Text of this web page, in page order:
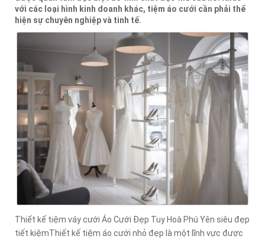
với các loại hình kinh doanh khác, tiệm áo cưới cần phải thể
hiện sự chuyên nghiệp và tinh tế.
Thiết kế tiệm váy cưới Áo Cưới Đẹp Tuy Hoà Phú Yên siêu đẹp
tiết kiệmThiết kế tiệm áo cưới nhỏ đẹp là một lĩnh vực được